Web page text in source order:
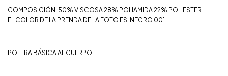
COMPOSICIÓN: 50% VISCOSA 28% POLIAMIDA 22% POLIESTER
EL COLOR DE LA PRENDA DE LA FOTO ES: NEGRO 001
POLERA BÁSICA AL CUERPO.